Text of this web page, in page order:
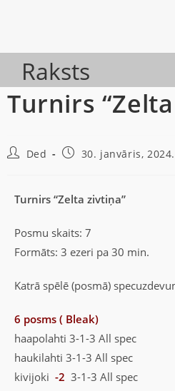
Raksts
Turnirs
Ded 30. janvāris, 2024.
Turnirs “Zelta zivtiņa”
Posmu skaits: 7
Formāts: 3 ezeri pa 30 min.
Katrā spēlē (posmā)
6 posms ( Bleak)
haapolahti 3-1-3 All spec
haukilahti 3-1-3 All spec
kivijoki -2 3-1-3 All spec